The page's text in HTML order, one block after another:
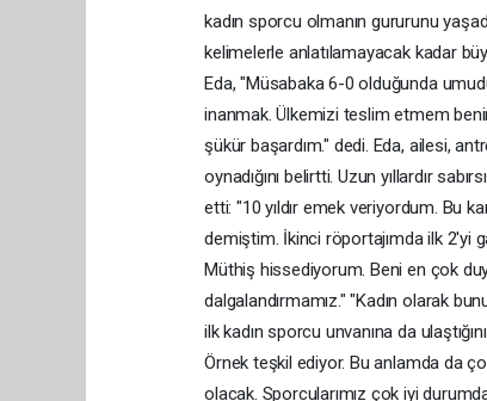
kadın sporcu olmanın gururunu
kelimelerle anlatılamayacak kadar
Eda, "Müsabaka 6-0 olduğunda
inanmak. Ülkemizi teslim etmem
şükür başardım." dedi. Eda, ailesi,
oynadığını belirtti. Uzun yıllardır
etti: "10 yıldır emek veriyordum. Bu
demiştim. İkinci röportajımda ilk 2'yi
Müthiş hissediyorum. Beni en çok
dalgalandırmamız." "Kadın olarak
ilk kadın sporcu unvanına da
Örnek teşkil ediyor. Bu anlamda da
olacak. Sporcularımız çok iyi